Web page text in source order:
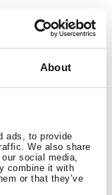
About
ads, to provide
We also share
social media,
combine it with
or that they’ve